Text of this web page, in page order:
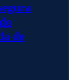
de